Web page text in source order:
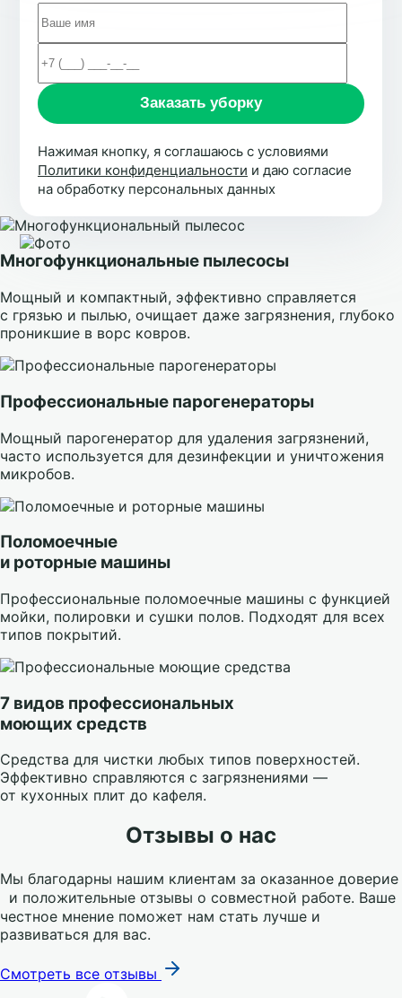
Нажимая кнопку, я соглашаюсь с условиями
Политики конфиденциальности и даю согласие
на обработку персональных данных
Многофункциональные пылесосы
Мощный и компактный, эффективно справляется
с грязью и пылью, очищает даже загрязнения, глубоко
проникшие в ворс ковров.
Профессиональные парогенераторы
Мощный парогенератор для удаления загрязнений,
часто используется для дезинфекции и уничтожения
микробов.
Поломоечные
и роторные машины
Профессиональные поломоечные машины с функцией
мойки, полировки и сушки полов. Подходят для всех
типов покрытий.
7 видов профессиональных
моющих средств
Средства для чистки любых типов поверхностей.
Эффективно справляются с загрязнениями —
от кухонных плит до кафеля.
Отзывы о нас
Мы благодарны нашим клиентам за оказанное доверие
и положительные отзывы о совместной работе. Ваше
честное мнение поможет нам стать лучше и
развиваться для вас.
Смотреть все отзывы